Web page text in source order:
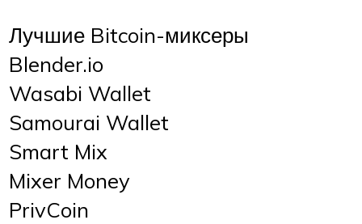
Лучшие Bitcoin-миксеры
Blender.io
Wasabi Wallet
Samourai Wallet
Smart Mix
Mixer Money
PrivCoin